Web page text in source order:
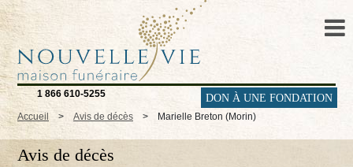
1 866 610-5255 DON À UNE FONDATION
Accueil > Avis de décès > Marielle Breton (Morin)
Avis de décès